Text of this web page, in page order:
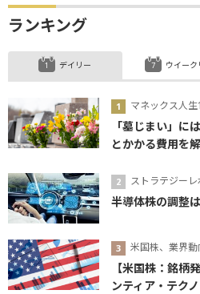
ランキング
デイリー
マネックス人
「墓じまい」に
とかかる費用を
ストラテジーレ
半導体株の調整
米国株、業界
【米国株：銘柄
ンティア・テク
ウイーク